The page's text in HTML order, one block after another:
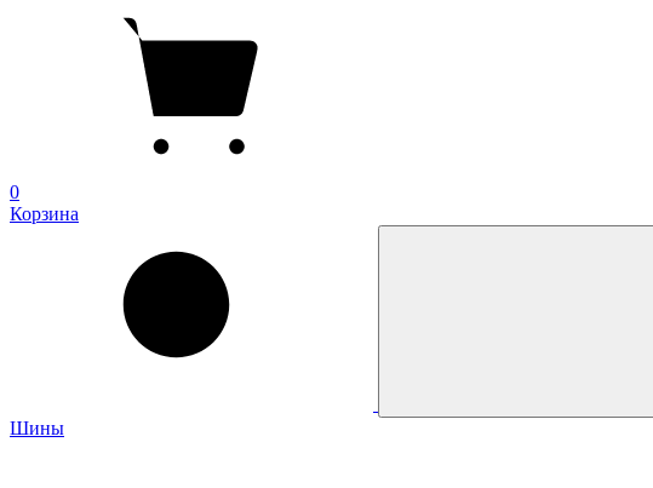
0
Корзина
Шины